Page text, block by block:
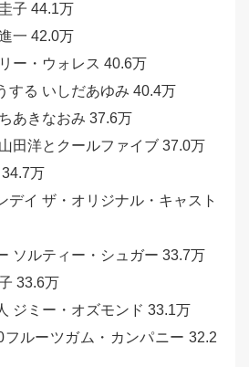
子 44.1万
一 42.0万
ー・ウォレス 40.6万
する いしだあゆみ 40.4万
あきなおみ 37.6万
田洋とクールファイブ 37.0万
万
デイ ザ・オリジナル・キャスト
ソルティー・シュガー 33.7万
33.6万
ジミー・オズモンド 33.1万
ルーツガム・カンパニー 32.2